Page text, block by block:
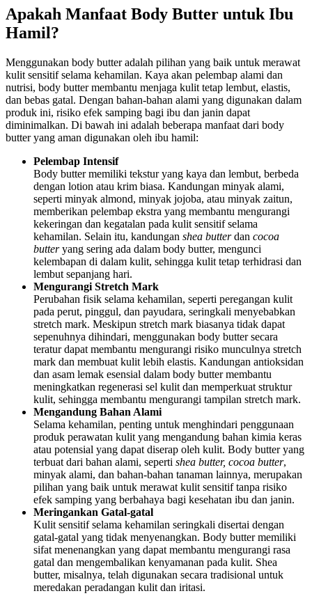
Apakah Manfaat Body Butter untuk Ibu
Hamil?
Menggunakan body butter adalah pilihan yang baik untuk merawat
kulit sensitif selama kehamilan. Kaya akan pelembap alami dan
nutrisi, body butter membantu menjaga kulit tetap lembut, elastis,
dan bebas gatal. Dengan bahan-bahan alami yang digunakan dalam
produk ini, risiko efek samping bagi ibu dan janin dapat
diminimalkan. Di bawah ini adalah beberapa manfaat dari body
butter yang aman digunakan oleh ibu hamil:
Pelembap Intensif
Body butter memiliki tekstur yang kaya dan lembut, berbeda
dengan lotion atau krim biasa. Kandungan minyak alami,
seperti minyak almond, minyak jojoba, atau minyak zaitun,
memberikan pelembap ekstra yang membantu mengurangi
kekeringan dan kegatalan pada kulit sensitif selama
kehamilan. Selain itu, kandungan shea butterdan cocoa
butteryang sering ada dalam body butter, mengunci
kelembapan di dalam kulit, sehingga kulit tetap terhidrasi dan
lembut sepanjang hari.
Mengurangi Stretch Mark
Perubahan fisik selama kehamilan, seperti peregangan kulit
pada perut, pinggul, dan payudara, seringkali menyebabkan
stretch mark. Meskipun stretch mark biasanya tidak dapat
sepenuhnya dihindari, menggunakan body butter secara
teratur dapat membantu mengurangi risiko munculnya stretch
mark dan membuat kulit lebih elastis. Kandungan antioksidan
dan asam lemak esensial dalam body butter membantu
meningkatkan regenerasi sel kulit dan memperkuat struktur
kulit, sehingga membantu mengurangi tampilan stretch mark.
Mengandung Bahan Alami
Selama kehamilan, penting untuk menghindari penggunaan
produk perawatan kulit yang mengandung bahan kimia keras
atau potensial yang dapat diserap oleh kulit. Body butter yang
terbuat dari bahan alami, seperti shea butter, cocoa butter,
minyak alami, dan bahan-bahan tanaman lainnya, merupakan
pilihan yang baik untuk merawat kulit sensitif tanpa risiko
efek samping yang berbahaya bagi kesehatan ibu dan janin.
Meringankan Gatal-gatal
Kulit sensitif selama kehamilan seringkali disertai dengan
gatal-gatal yang tidak menyenangkan. Body butter memiliki
sifat menenangkan yang dapat membantu mengurangi rasa
gatal dan mengembalikan kenyamanan pada kulit. Shea
butter, misalnya, telah digunakan secara tradisional untuk
meredakan peradangan kulit dan iritasi.